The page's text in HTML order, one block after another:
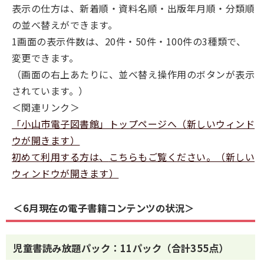
表示の仕方は、新着順・資料名順・出版年月順・分類順
の並べ替えができます。
1画面の表示件数は、20件・50件・100件の3種類で、
変更できます。
（画面の右上あたりに、並べ替え操作用のボタンが表示
されています。）
＜関連リンク＞
「小山市電子図書館」トップページへ（新しいウィンド
ウが開きます）
初めて利用する方は、 こちらもご覧ください。（新しい
ウィンドウが開きます）
＜6月現在の電子書籍コンテンツの状況＞
児童書読み放題パック：11パック（合計355点）